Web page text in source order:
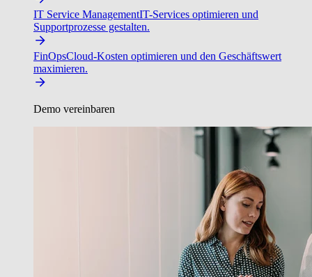
IT Service ManagementIT-Services optimieren und
Supportprozesse gestalten.
FinOpsCloud-Kosten optimieren und den Geschäftswert
maximieren.
Demo vereinbaren